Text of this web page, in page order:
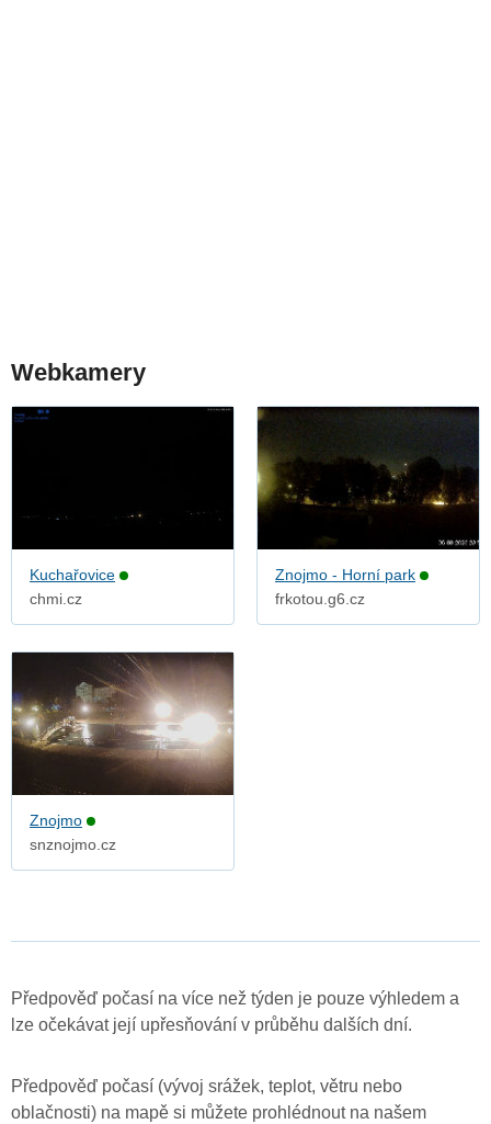
Webkamery
Kuchařovice
chmi.cz
Znojmo - Horní park
frkotou.g6.cz
Znojmo
snznojmo.cz
Předpověď počasí na více než týden je pouze výhledem a
lze očekávat její upřesňování v průběhu dalších dní.
Předpověď počasí (vývoj srážek, teplot, větru nebo
oblačnosti) na mapě si můžete prohlédnout na našem